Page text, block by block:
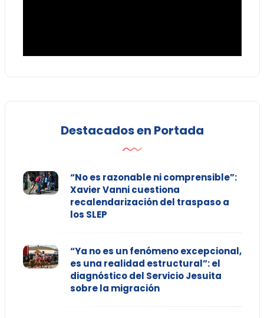
Destacados en Portada
“No es razonable ni comprensible”:
Xavier Vanni cuestiona
recalendarización del traspaso a
los SLEP
“Ya no es un fenómeno excepcional,
es una realidad estructural”: el
diagnóstico del Servicio Jesuita
sobre la migración